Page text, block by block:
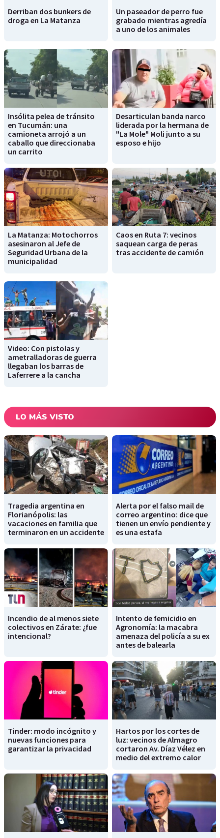
Derriban dos bunkers de
droga en La Matanza
Un paseador de perro fue
grabado mientras agredía
a uno de los animales
Insólita pelea de tránsito
en Tucumán: una
camioneta arrojó a un
caballo que direccionaba
un carrito
Desarticulan banda narco
liderada por la hermana de
"La Mole" Moli junto a su
esposo e hijo
La Matanza: Motochorros
asesinaron al Jefe de
Seguridad Urbana de la
municipalidad
Caos en Ruta 7: vecinos
saquean carga de peras
tras accidente de camión
Video: Con pistolas y
ametralladoras de guerra
llegaban los barras de
Laferrere a la cancha
LO MÁS VISTO
Tragedia argentina en
Florianópolis: las
vacaciones en familia que
terminaron en un accidente
Alerta por el falso mail de
correo argentino: dice que
tienen un envío pendiente y
es una estafa
Incendio de al menos siete
colectivos en Zárate: ¿fue
intencional?
Intento de femicidio en
Agronomía: la macabra
amenaza del policía a su ex
antes de balearla
Tinder: modo incógnito y
nuevas funciones para
garantizar la privacidad
Hartos por los cortes de
luz: vecinos de Almagro
cortaron Av. Díaz Vélez en
medio del extremo calor